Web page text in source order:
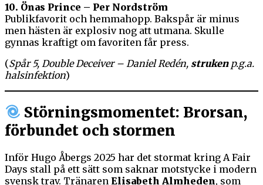
10. Önas Prince – Per Nordström
Publikfavorit och hemmahopp. Bakspår är minus
men hästen är explosiv nog att utmana. Skulle
gynnas kraftigt om favoriten får press.
(Spår 5, Double Deceiver – Daniel Redén, strukenp.g.a.
halsinfektion)
Störningsmomentet: Brorsan,
förbundet och stormen
Inför Hugo Åbergs 2025 har det stormat kring A Fair
Days stall på ett sätt som saknar motstycke i modern
svensk trav. Tränaren Elisabeth Almheden, som